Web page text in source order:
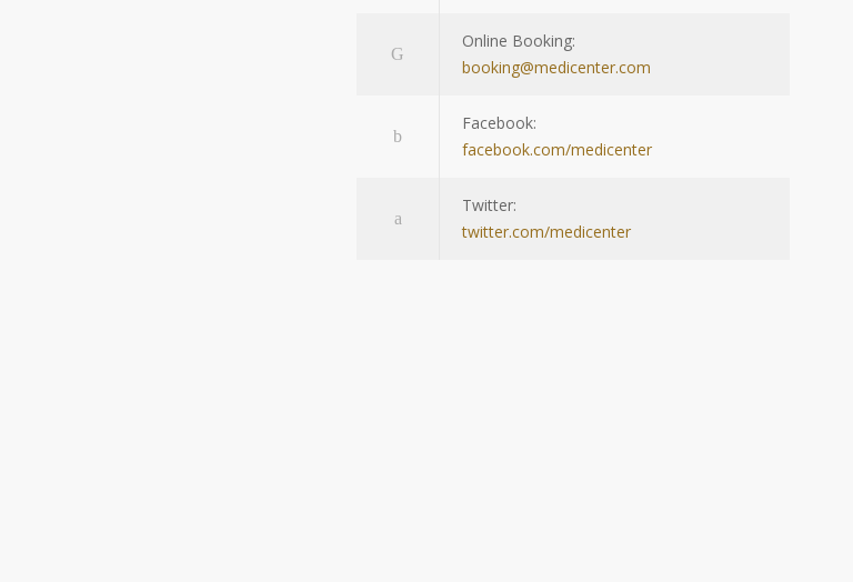
Online Booking:
booking@medicenter.com
Facebook:
facebook.com/medicenter
Twitter:
twitter.com/medicenter